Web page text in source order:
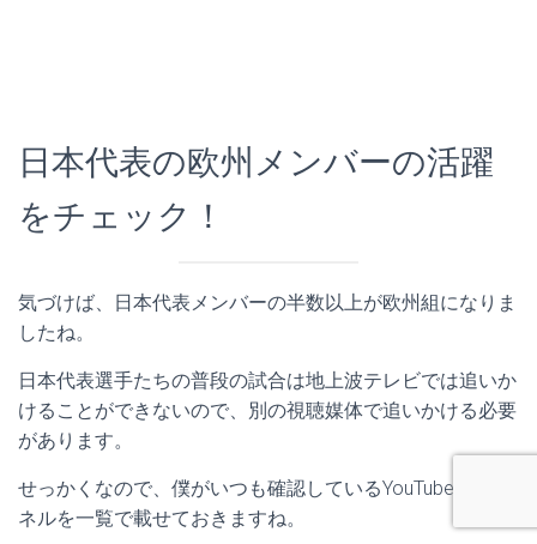
日本代表の欧州メンバーの活躍
をチェック！
気づけば、日本代表メンバーの半数以上が欧州組になりま
したね。
日本代表選手たちの普段の試合は地上波テレビでは追いか
けることができないので、別の視聴媒体で追いかける必要
があります。
せっかくなので、僕がいつも確認しているYouTubeチャン
ネルを一覧で載せておきますね。